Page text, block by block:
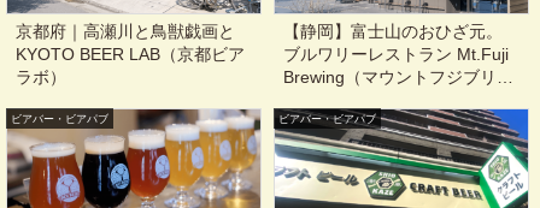
京都府｜高瀬川と鳥獣戯画と
KYOTO BEER LAB（京都ビア
ラボ）
【静岡】富士山のおひざ元。
ブルワリーレストラン Mt.Fuji
Brewing（マウントフジブリュ
ビアバー・ビアパブ ビアバー・ビアパブ